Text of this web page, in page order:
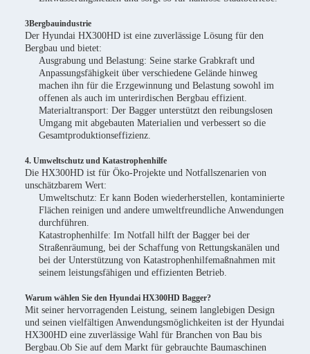
3Bergbauindustrie
Der Hyundai HX300HD ist eine zuverlässige Lösung für den
Bergbau und bietet:
Ausgrabung und Belastung: Seine starke Grabkraft und
Anpassungsfähigkeit über verschiedene Gelände hinweg
machen ihn für die Erzgewinnung und Belastung sowohl im
offenen als auch im unterirdischen Bergbau effizient.
Materialtransport: Der Bagger unterstützt den reibungslosen
Umgang mit abgebauten Materialien und verbessert so die
Gesamtproduktionseffizienz.
4. Umweltschutz und Katastrophenhilfe
Die HX300HD ist für Öko-Projekte und Notfallszenarien von
unschätzbarem Wert:
Umweltschutz: Er kann Boden wiederherstellen, kontaminierte
Flächen reinigen und andere umweltfreundliche Anwendungen
durchführen.
Katastrophenhilfe: Im Notfall hilft der Bagger bei der
Straßenräumung, bei der Schaffung von Rettungskanälen und
bei der Unterstützung von Katastrophenhilfemaßnahmen mit
seinem leistungsfähigen und effizienten Betrieb.
Warum wählen Sie den Hyundai HX300HD Bagger?
Mit seiner hervorragenden Leistung, seinem langlebigen Design
und seinen vielfältigen Anwendungsmöglichkeiten ist der Hyundai
HX300HD eine zuverlässige Wahl für Branchen von Bau bis
Bergbau.Ob Sie auf dem Markt für gebrauchte Baumaschinen